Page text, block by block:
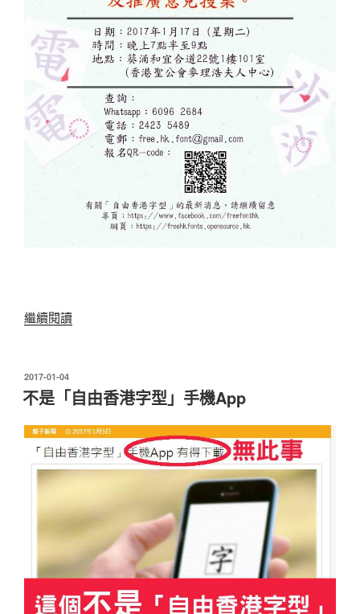
繼續閱讀“「自
字
簡
介
聚
發
表
於
2017-01-04
不是「自由香港字型」手機App